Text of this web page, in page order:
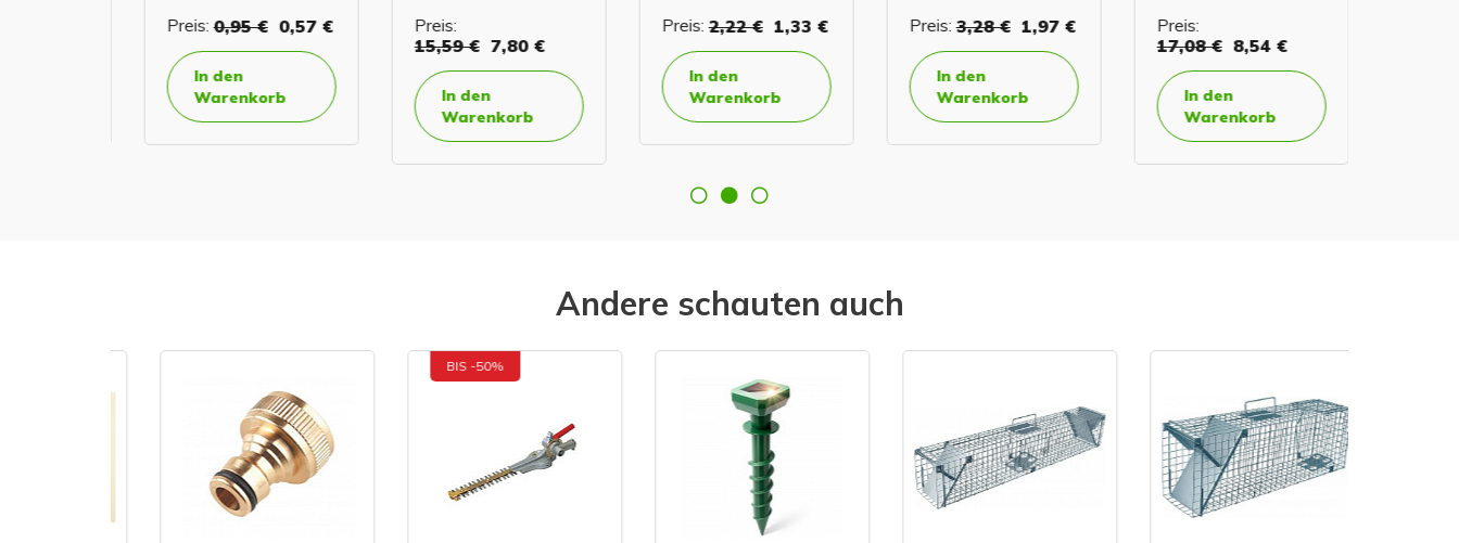
Preis: 0,95 € 0,57 €
In den
Warenkorb
Preis:
15,59 € 7,80 €
In den
Warenkorb
Preis: 2,22 € 1,33 €
In den
Warenkorb
Preis: 3,28 € 1,97 €
In den
Warenkorb
Preis:
17,08 € 8,54 €
In den
Warenkorb
Andere schauten auch
BIS -50%